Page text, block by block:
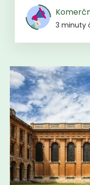
3 minuty